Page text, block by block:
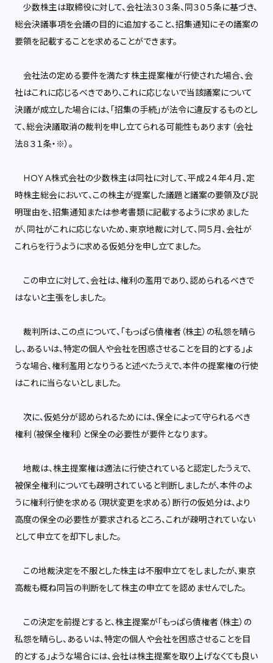
少数株主は取締役に対して、会社法３０３条、同３０５条に基づき、
総会決議事項を会議の目的に追加すること、招集通知にその議案の
要領を記載することを求めることができます。
会社法の定める要件を満たす株主提案権が行使された場合、会
社はこれに応じるべきであり、これに応じないで当該議案について
決議が成立した場合には、「招集の手続」が法令に違反するものとし
て、総会決議取消の裁判を申し立てられる可能性もあります（会社
法８３１条・※）。
ＨＯＹＡ株式会社の少数株主は同社に対して、平成２４年４月、定
時株主総会において、この株主が提案した議題と議案の要領及び説
明理由を、招集通知または参考書類に記載するように求めました
が、同社がこれに応じないため、東京地裁に対して、同５月、会社が
これらを行うように求める仮処分を申し立てました。
この申立に対して、会社は、権利の濫用であり、認められるべきで
はないと主張をしました。
裁判所は、この点について、「もっぱら債権者（株主）の私怨を晴ら
し、あるいは、特定の個人や会社を困惑させることを目的とする」よ
うな場合、権利濫用となりうると述べたうえで、本件の提案権の行使
はこれに当らないとしました。
次に、仮処分が認められるためには、保全によって守られるべき
権利（被保全権利）と保全の必要性が要件となります。
地裁は、株主提案権は適法に行使されていると認定したうえで、
被保全権利についても疎明されていると判断しましたが、本件のよ
うに権利行使を求める（現状変更を求める）断行の仮処分は、より
高度の保全の必要性が要求されるところ、これが疎明されていない
として申立てを却下しました。
この地裁決定を不服とした株主は不服申立てをしましたが、東京
高裁も概ね同旨の判断をして株主の申立てを認めませんでした。
この決定を前提とすると、株主提案が「もっぱら債権者（株主）の
私怨を晴らし、あるいは、特定の個人や会社を困惑させることを目
的とする」ような場合には、会社は株主提案を取り上げなくても良い